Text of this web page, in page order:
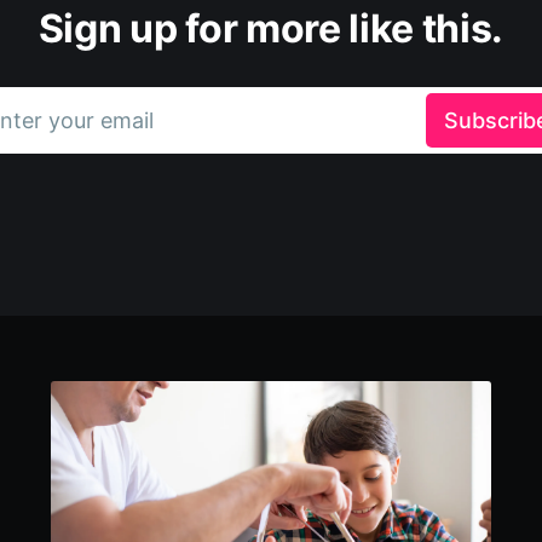
Sign up for more like this.
your email